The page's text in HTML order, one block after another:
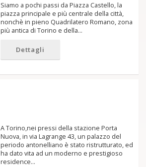
Siamo a pochi passi da Piazza Castello, la
piazza principale e più centrale della città,
nonchè in pieno Quadrilatero Romano, zona
più antica di Torino e della…
Dettagli
A Torino,nei pressi della stazione Porta
Nuova, in via Lagrange 43, un palazzo del
periodo antonelliano è stato ristrutturato, ed
ha dato vita ad un moderno e prestigioso
residence…